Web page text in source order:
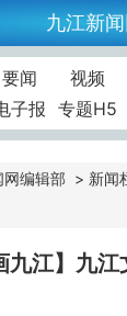
九江新闻
要闻 视频
子报 专题H5
网编辑部 > 新闻
九江】九